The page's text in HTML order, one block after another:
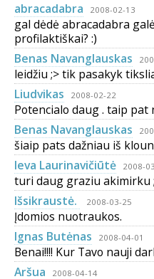
abracadabra
2008-02-13
gal dėdė abracadabra
profilaktiškai? :)
Benas Navanglauskas
leidžiu ;> tik pasakyk
Liudvikas
2008-02-22
Potencialo daug . taip
Benas Navanglauskas
šiaip pats dažniau iš
Ieva Laurinavičiūtė
2008-
turi daug graziu akimirku
Išsikraustė.
2008-03-25
Įdomios nuotraukos.
Ignas Butėnas
2008-04-01
Benai!!!! Kur Tavo nauji
Aršua
2008-04-14